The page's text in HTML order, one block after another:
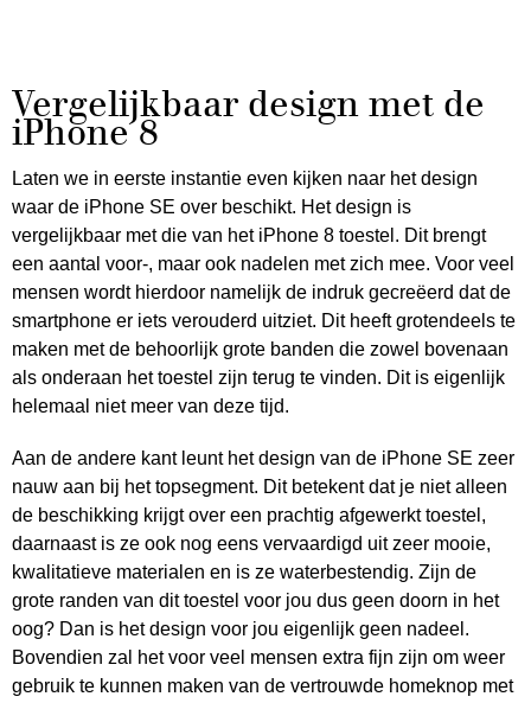
Vergelijkbaar design met de
iPhone 8
Laten we in eerste instantie even kijken naar het design
waar de iPhone SE over beschikt. Het design is
vergelijkbaar met die van het iPhone 8 toestel. Dit brengt
een aantal voor-, maar ook nadelen met zich mee. Voor veel
mensen wordt hierdoor namelijk de indruk gecreëerd dat de
smartphone er iets verouderd uitziet. Dit heeft grotendeels te
maken met de behoorlijk grote banden die zowel bovenaan
als onderaan het toestel zijn terug te vinden. Dit is eigenlijk
helemaal niet meer van deze tijd.
Aan de andere kant leunt het design van de iPhone SE zeer
nauw aan bij het topsegment. Dit betekent dat je niet alleen
de beschikking krijgt over een prachtig afgewerkt toestel,
daarnaast is ze ook nog eens vervaardigd uit zeer mooie,
kwalitatieve materialen en is ze waterbestendig. Zijn de
grote randen van dit toestel voor jou dus geen doorn in het
oog? Dan is het design voor jou eigenlijk geen nadeel.
Bovendien zal het voor veel mensen extra fijn zijn om weer
gebruik te kunnen maken van de vertrouwde homeknop met